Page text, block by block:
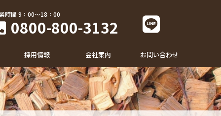
時間 9：00～18：00
0800-800-3132
採用情報 会社案内 お問い合わせ